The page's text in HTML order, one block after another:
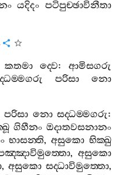
යදිදං පටිපුච‍්ඡාවිනීතා
කතමා ද‍්වෙ:ආමිසගරු
පරිසා
නො
පරිසා නො සද‍්ධම‍්මගරු:
ගිහීනං ඔදාතවසනානං
භාසන‍්ති,අසුකො භික‍්ඛු
, අසුකො
, අසුකො සද‍්ධාවිමුත‍්තො,